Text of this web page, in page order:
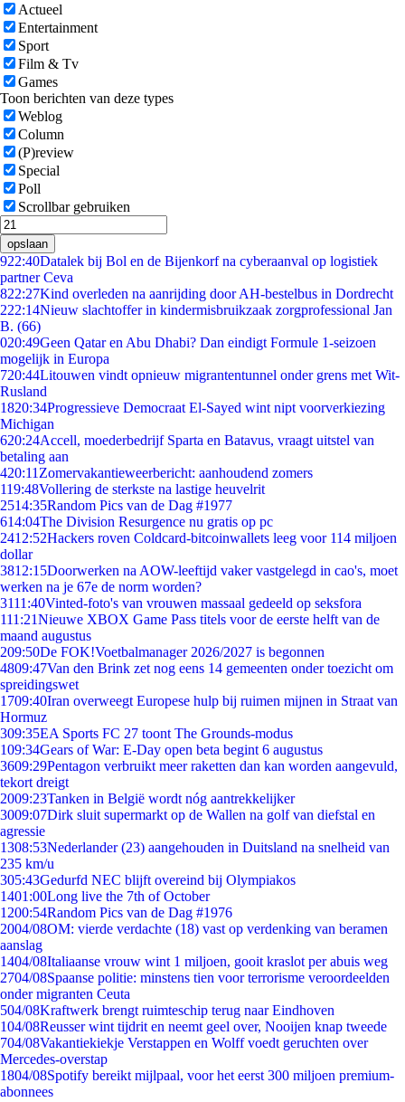
Actueel
Entertainment
Sport
Film & Tv
Games
Toon berichten van deze types
Weblog
Column
(P)review
Special
Poll
Scrollbar gebruiken
opslaan
922:40Datalek bij Bol en de Bijenkorf na cyberaanval op logistiek
partner Ceva
822:27Kind overleden na aanrijding door AH-bestelbus in Dordrecht
222:14Nieuw slachtoffer in kindermisbruikzaak zorgprofessional Jan
B. (66)
020:49Geen Qatar en Abu Dhabi? Dan eindigt Formule 1-seizoen
mogelijk in Europa
720:44Litouwen vindt opnieuw migrantentunnel onder grens met Wit-
Rusland
1820:34Progressieve Democraat El-Sayed wint nipt voorverkiezing
Michigan
620:24Accell, moederbedrijf Sparta en Batavus, vraagt uitstel van
betaling aan
420:11 Zomervakantieweerbericht: aanhoudend zomers
119:48Vollering de sterkste na lastige heuvelrit
2514:35Random Pics van de Dag #1977
614:04The Division Resurgence nu gratis op pc
2412:52Hackers roven Coldcard-bitcoinwallets leeg voor 114 miljoen
dollar
3812:15Doorwerken na AOW-leeftijd vaker vastgelegd in cao's, moet
werken na je 67e de norm worden?
3111:40Vinted-foto's van vrouwen massaal gedeeld op seksfora
111:21Nieuwe XBOX Game Pass titels voor de eerste helft van de
maand augustus
209:50De FOK!Voetbalmanager 2026/2027 is begonnen
4809:47Van den Brink zet nog eens 14 gemeenten onder toezicht om
spreidingswet
1709:40Iran overweegt Europese hulp bij ruimen mijnen in Straat van
Hormuz
309:35EA Sports FC 27 toont The Grounds-modus
109:34Gears of War: E-Day open beta begint 6 augustus
3609:29Pentagon verbruikt meer raketten dan kan worden aangevuld,
tekort dreigt
2009:23Tanken in België wordt nóg aantrekkelijker
3009:07Dirk sluit supermarkt op de Wallen na golf van diefstal en
agressie
1308:53Nederlander (23) aangehouden in Duitsland na snelheid van
235 km/u
305:43Gedurfd NEC blijft overeind bij Olympiakos
1401:00Long live the 7th of October
1200:54Random Pics van de Dag #1976
2004/08OM: vierde verdachte (18) vast op verdenking van beramen
aanslag
1404/08Italiaanse vrouw wint 1 miljoen, gooit kraslot per abuis weg
2704/08Spaanse politie: minstens tien voor terrorisme veroordeelden
onder migranten Ceuta
504/08Kraftwerk brengt ruimteschip terug naar Eindhoven
104/08Reusser wint tijdrit en neemt geel over, Nooijen knap tweede
704/08Vakantiekiekje Verstappen en Wolff voedt geruchten over
Mercedes-overstap
1804/08Spotify bereikt mijlpaal, voor het eerst 300 miljoen premium-
abonnees